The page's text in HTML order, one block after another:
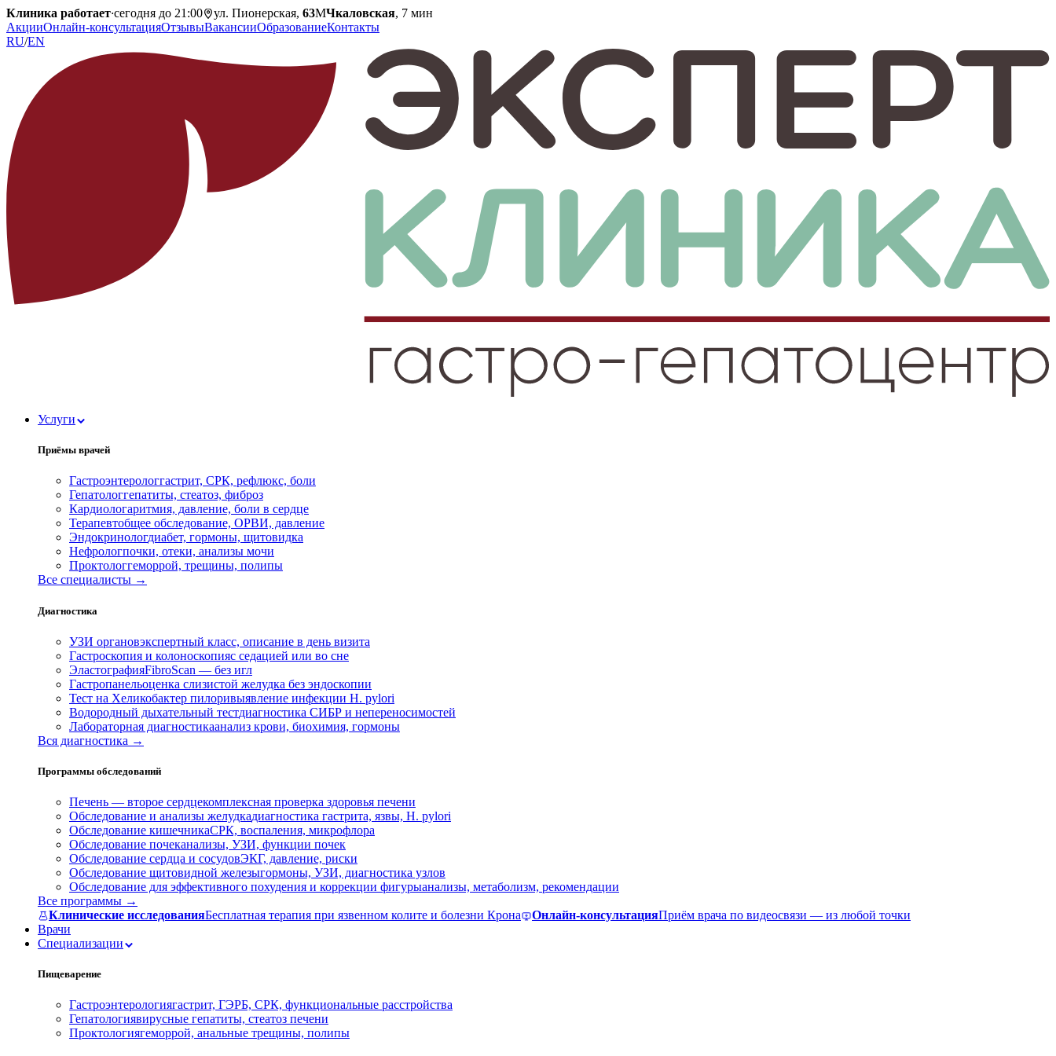
Клиника работает·сегодня до 21:00 ул. Пионерская, 63МЧкаловская, 7 мин
АкцииОнлайн-консультацияОтзывыВакансииОбразованиеКонтакты
RU/EN
Услуги
Приёмы врачей
Гастроэнтерологгастрит, СРК, рефлюкс, боли
Гепатологгепатиты, стеатоз, фиброз
Кардиологаритмия, давление, боли в сердце
Терапевтобщее обследование, ОРВИ, давление
Эндокринологдиабет, гормоны, щитовидка
Нефрологпочки, отеки, анализы мочи
Проктологгеморрой, трещины, полипы
Все специалисты →
Диагностика
УЗИ органовэкспертный класс, описание в день визита
Гастроскопия и колоноскопияс седацией или во сне
ЭластографияFibroScan — без игл
Гастропанельоценка слизистой желудка без эндоскопии
Тест на Хеликобактер пилоривыявление инфекции H. pylori
Водородный дыхательный тестдиагностика СИБР и непереносимостей
Лабораторная диагностикаанализ крови, биохимия, гормоны
Вся диагностика →
Программы обследований
Печень — второе сердцекомплексная проверка здоровья печени
Обследование и анализы желудкадиагностика гастрита, язвы, H. pylori
Обследование кишечникаСРК, воспаления, микрофлора
Обследование почеканализы, УЗИ, функции почек
Обследование сердца и сосудовЭКГ, давление, риски
Обследование щитовидной железыгормоны, УЗИ, диагностика узлов
Обследование для эффективного похудения и коррекции фигурыанализы, метаболизм, рекомендации
Все программы →
Клинические исследованияБесплатная терапия при язвенном колите и болезни Крона Онлайн-консультацияПриём врача по видеосвязи — из любой точки
Врачи
Специализации
Пищеварение
Гастроэнтерологиягастрит, ГЭРБ, СРК, функциональные расстройства
Гепатологиявирусные гепатиты, стеатоз печени
Проктологиягеморрой, анальные трещины, полипы